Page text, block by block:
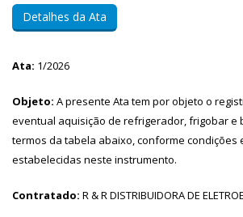
Detalhes da Ata
Ata: 1/2026
Objeto: A presente Ata tem por objeto o
eventual aquisição de refrigerador, frigobar e
termos da tabela abaixo, conforme condições
estabelecidas neste instrumento.
Contratado: R & R DISTRIBUIDORA DE